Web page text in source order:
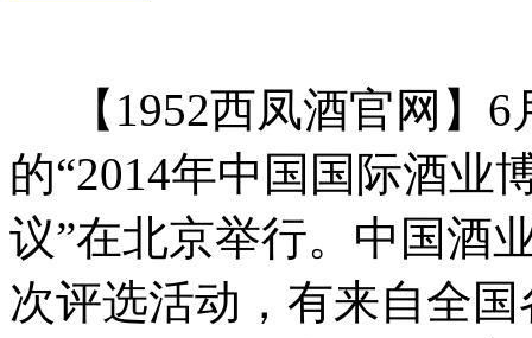
【1952西凤酒官网】6
的“2014年中国国际酒业
议”在北京举行。 中国酒
次评选活动，有来自全